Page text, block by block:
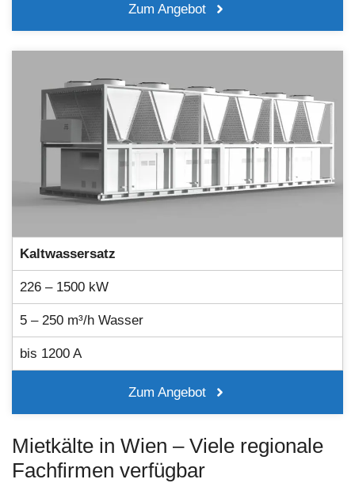
Zum Angebot
Kaltwassersatz
226 – 1500 kW
5 – 250 m³/h Wasser
bis 1200 A
Zum Angebot
Mietkälte in Wien – Viele regionale
Fachfirmen verfügbar